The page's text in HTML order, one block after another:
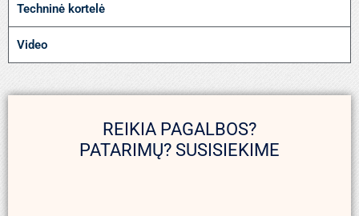
Techninė kortelė
Video
REIKIA PAGALBOS?
PATARIMŲ? SUSISIEKIME